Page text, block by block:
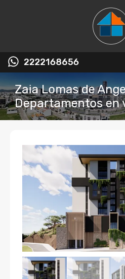
2222168656
Zaia Lomas de
Departamentos en